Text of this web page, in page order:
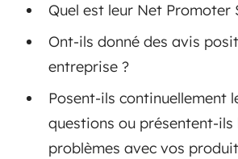
Quel est leur Net Promoter
Ont-ils donné des avis
entreprise ?
Posent-ils continuellement
questions ou présentent-ils
problèmes avec vos